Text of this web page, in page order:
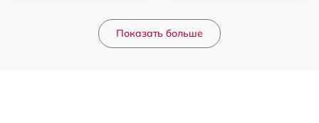
Показать больше